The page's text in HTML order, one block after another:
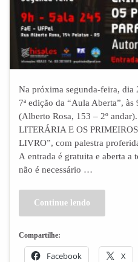
Na próxima segunda-feira, dia
7ª edição da “Aula Aberta”,
(Alberto Rosa, 153 – 2º
LITERÁRIA E OS
LIVRO”, com palestra
A entrada é gratuita e aberta a
não é necessário …
Continue lendo
Compartilhe:
Facebook X